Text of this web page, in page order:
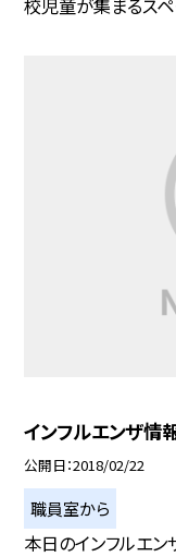
インフルエンザ情報
公開日 2018/02/22
職員室から
本日のインフルエン